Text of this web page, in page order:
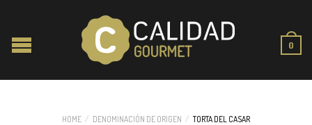
0
HOME / DENOMINACIÓN DE ORIGEN / TORTA DEL CASAR